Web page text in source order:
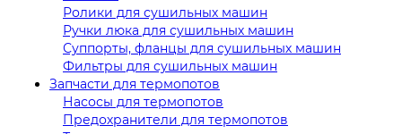
Ролики для сушильных машин
Ручки люка для сушильных машин
Суппорты, фланцы для сушильных машин
Фильтры для сушильных машин
Запчасти для термопотов
Насосы для термопотов
Предохранители для термопотов